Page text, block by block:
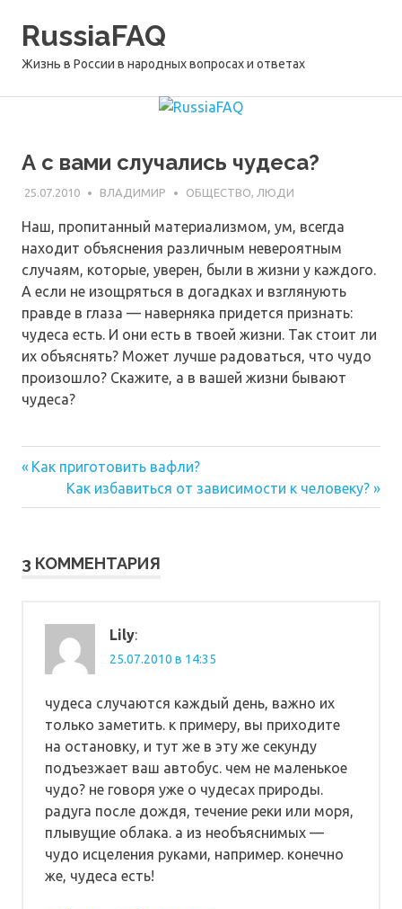
RussiaFAQ
Жизнь в России в народных вопросах и ответах
А с вами случались чудеса?
25.07.2010 ВЛАДИМИР ОБЩЕСТВО, ЛЮДИ
Наш, пропитанный материализмом, ум, всегда
находит объяснения различным невероятным
случаям, которые, уверен, были в жизни у каждого.
А если не изощряться в догадках и взглянують
правде в глаза — наверняка придется признать:
чудеса есть. И они есть в твоей жизни. Так стоит ли
их объяснять? Может лучше радоваться, что чудо
произошло? Скажите, а в вашей жизни бывают
чудеса?
Навигация
по
Предыдущая
запись:
Как приготовить вафли?
Следующая
запись:
Как избавиться от зависимости к человеку?
3 КОММЕНТАРИЯ
Lily:
25.07.2010 в 14:35
чудеса случаются каждый день, важно их
только заметить. к примеру, вы приходите
на остановку, и тут же в эту же секунду
подъезжает ваш автобус. чем не маленькое
чудо? не говоря уже о чудесах природы.
радуга после дождя, течение реки или моря,
плывущие облака. а из необъяснимых —
чудо исцеления руками, например. конечно
же, чудеса есть!